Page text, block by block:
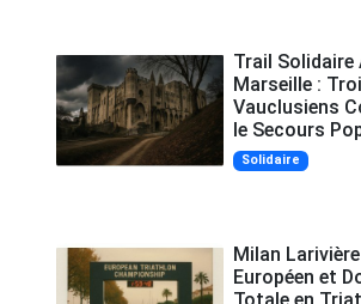
Trail Solidaire
Marseille :
Vauclusiens
le Secours
Solidaire
Milan
Européen et